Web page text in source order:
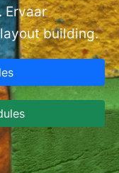
Ervaar
building.